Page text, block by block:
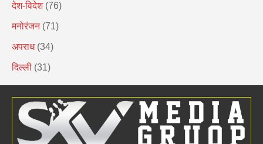
देश-विदेश (76)
मनोरंजन (71)
अपराध (34)
दिल्ली (31)